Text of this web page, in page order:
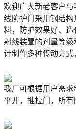
欢迎广大新老客户
线防护门采用钢结
料，防护效果好、
射线装置的剂量等
计制作多种传动方式
我厂可根据用户需
平开，推拉门，所有